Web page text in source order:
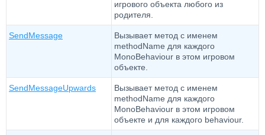
игрового объекта любого из
родителя.
SendMessage
Вызывает метод с именем
methodName для каждого
MonoBehaviour в этом игровом
объекте.
SendMessageUpwards
Вызывает метод с именем
methodName для каждого
MonoBehaviour в этом игровом
объекте и для каждого behaviour.